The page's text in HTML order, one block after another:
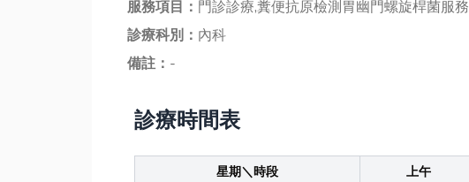
服務項目： 門診診療,糞便抗原檢測胃幽門螺旋桿菌服務
診療科別： 內科
備註： -
診療時間表
星期＼時段 上午